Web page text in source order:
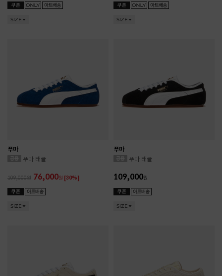
SIZE SIZE
푸마
푸마 태클
109,000 76,000원 [30%]
SIZE
푸마
푸마 태클
109,000원
SIZE